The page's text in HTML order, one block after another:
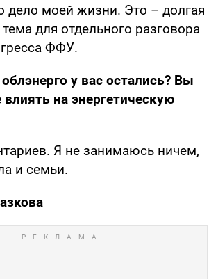
дело моей жизни. Это – долгая
для отдельного разговора
ФФУ.
у вас остались? Вы
на энергетическую
Я не занимаюсь ничем,
и семьи.